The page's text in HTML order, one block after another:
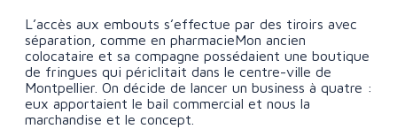
L’accès aux embouts s’effectue par des tiroirs avec
séparation, comme en pharmacieMon ancien
colocataire et sa compagne possédaient une boutique
de fringues qui périclitait dans le centre-ville de
Montpellier. On décide de lancer un business à quatre :
eux apportaient le bail commercial et nous la
marchandise et le concept.